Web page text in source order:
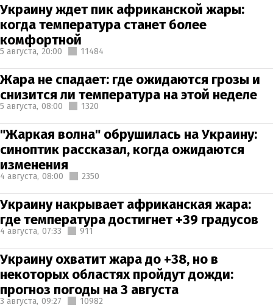
Украину ждет пик африканской жары:
когда температура станет более
комфортной
5 августа, 20:00 11484
Жара не спадает: где ожидаются грозы и
снизится ли температура на этой неделе
5 августа, 08:00 1320
"Жаркая волна" обрушилась на Украину:
синоптик рассказал, когда ожидаются
изменения
4 августа, 08:00 2350
Украину накрывает африканская жара:
где температура достигнет +39 градусов
4 августа, 07:33 911
Украину охватит жара до +38, но в
некоторых областях пройдут дожди:
прогноз погоды на 3 августа
3 августа, 09:27 10982